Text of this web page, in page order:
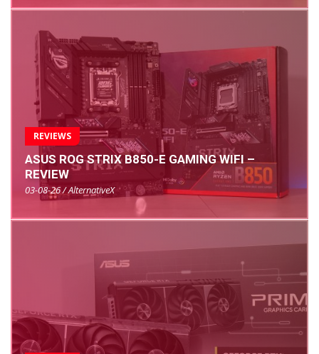
REVIEWS
ASUS ROG STRIX B850-E GAMING WIFI –
REVIEW
03-08-26 / AlternativeX